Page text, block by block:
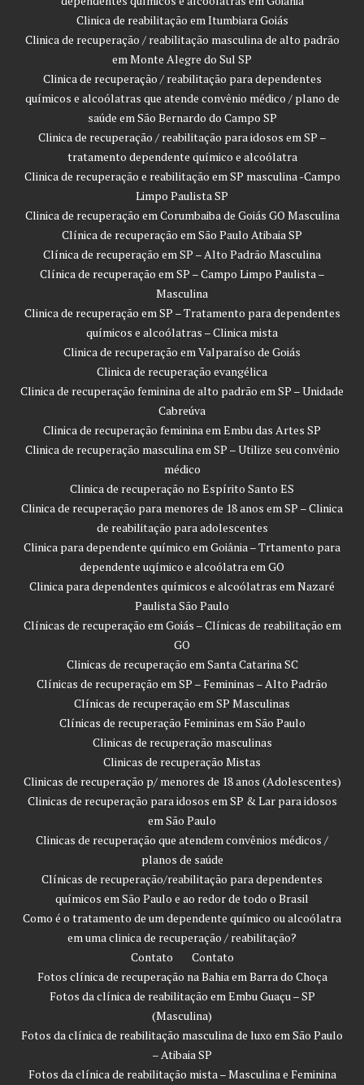
Clinica de reabilitação em Itumbiara Goiás
Clinica de recuperação / reabilitação masculina de alto padrão
em Monte Alegre do Sul SP
Clinica de recuperação / reabilitação para dependentes
químicos e alcoólatras que atende convênio médico / plano de
saúde em São Bernardo do Campo SP
Clinica de recuperação / reabilitação para idosos em SP –
tratamento dependente químico e alcoólatra
Clinica de recuperação e reabilitação em SP masculina -Campo
Limpo Paulista SP
Clinica de recuperação em Corumbaiba de Goiás GO Masculina
Clínica de recuperação em São Paulo Atibaia SP
Clínica de recuperação em SP – Alto Padrão Masculina
Clínica de recuperação em SP – Campo Limpo Paulista –
Masculina
Clinica de recuperação em SP – Tratamento para dependentes
químicos e alcoólatras – Clinica mista
Clinica de recuperação em Valparaíso de Goiás
Clinica de recuperação evangélica
Clinica de recuperação feminina de alto padrão em SP – Unidade
Cabreúva
Clinica de recuperação feminina em Embu das Artes SP
Clinica de recuperação masculina em SP – Utilize seu convênio
médico
Clinica de recuperação no Espírito Santo ES
Clinica de recuperação para menores de 18 anos em SP – Clinica
de reabilitação para adolescentes
Clinica para dependente químico em Goiânia – Trtamento para
dependente uqímico e alcoólatra em GO
Clinica para dependentes químicos e alcoólatras em Nazaré
Paulista São Paulo
Clínicas de recuperação em Goiás – Clínicas de reabilitação em
GO
Clinicas de recuperação em Santa Catarina SC
Clínicas de recuperação em SP – Femininas – Alto Padrão
Clínicas de recuperação em SP Masculinas
Clínicas de recuperação Femininas em São Paulo
Clinicas de recuperação masculinas
Clinicas de recuperação Mistas
Clinicas de recuperação p/ menores de 18 anos (Adolescentes)
Clinicas de recuperação para idosos em SP & Lar para idosos
em São Paulo
Clinicas de recuperação que atendem convênios médicos /
planos de saúde
Clínicas de recuperação/reabilitação para dependentes
químicos em São Paulo e ao redor de todo o Brasil
Como é o tratamento de um dependente químico ou alcoólatra
em uma clinica de recuperação / reabilitação?
Contato
Contato
Fotos clínica de recuperação na Bahia em Barra do Choça
Fotos da clínica de reabilitação em Embu Guaçu – SP
(Masculina)
Fotos da clínica de reabilitação masculina de luxo em São Paulo
– Atibaia SP
Fotos da clínica de reabilitação mista – Masculina e Feminina